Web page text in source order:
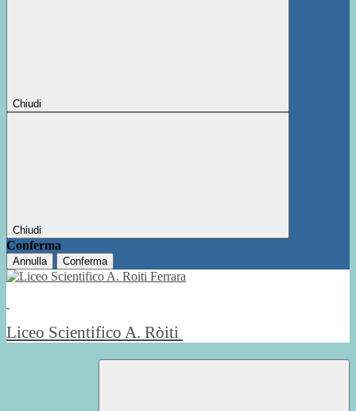
Chiudi
Chiudi
Conferma
Annulla Conferma
Liceo Scientifico A. Ròiti